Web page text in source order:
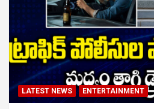
LATEST NEWS ENTERTAINMENT